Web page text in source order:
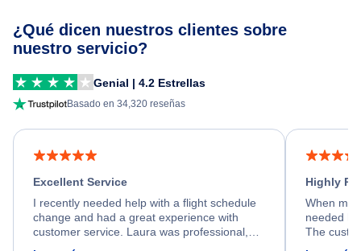
¿Qué dicen nuestros clientes sobre
nuestro servicio?
Genial | 4.2 Estrellas
Basado en 34,320 reseñas
Excellent Service
I recently needed help with a flight schedule
change and had a great experience with
customer service. Laura was professional,
friendly, and very helpful throughout the
Highly
When my
needed
The
calm,